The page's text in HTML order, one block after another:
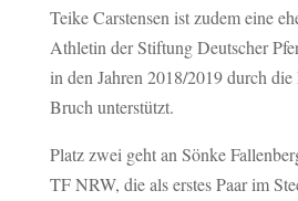
Teike Carstensen ist zudem eine
Athletin der Stiftung Deutscher
in den Jahren 2018/2019 durch
Bruch unterstützt.
Platz zwei geht an Sönke
TF NRW, die als erstes Paar im